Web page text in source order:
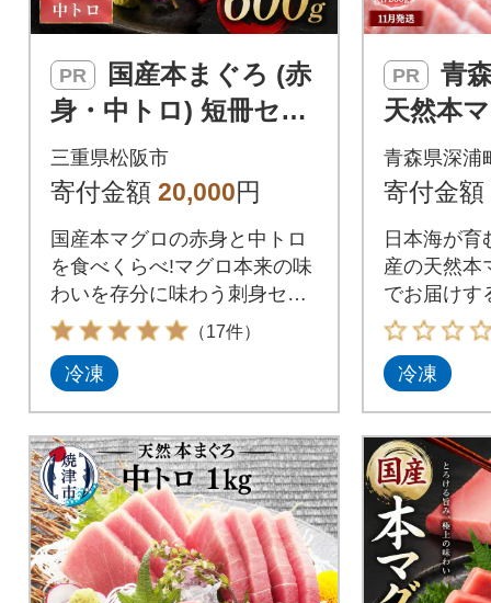
PR
身・中トロ) 短冊セッ
ト 600g以上 (150g以
上×4本)
三重県松阪市
寄付金額 20,000円
国産本マグロの赤身と中トロ
を食べくらべ!マグロ本来の味
わいを存分に味わう刺身セッ
トです。
（17件）
冷凍
PR
天然本
比べ
身 中トロ
青森県深浦
寄付金額
日本海が育
産の天然本
でお届けす
品な味わい
冷凍柵です
冷凍